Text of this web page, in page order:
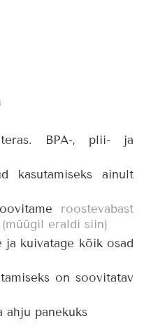
BPA-, plii- ja
kasutamiseks ainult
roostevabast
eraldi siin)
ja kuivatage kõik osad
on soovitatav
panekuks